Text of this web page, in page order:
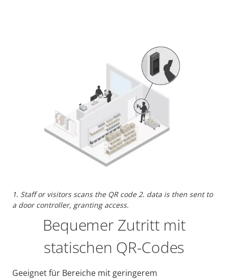
1. Staff or visitors scans the QR code 2. data is then sent to
a door controller, granting access.
Bequemer Zutritt mit
statischen QR-Codes
Geeignet für Bereiche mit geringerem